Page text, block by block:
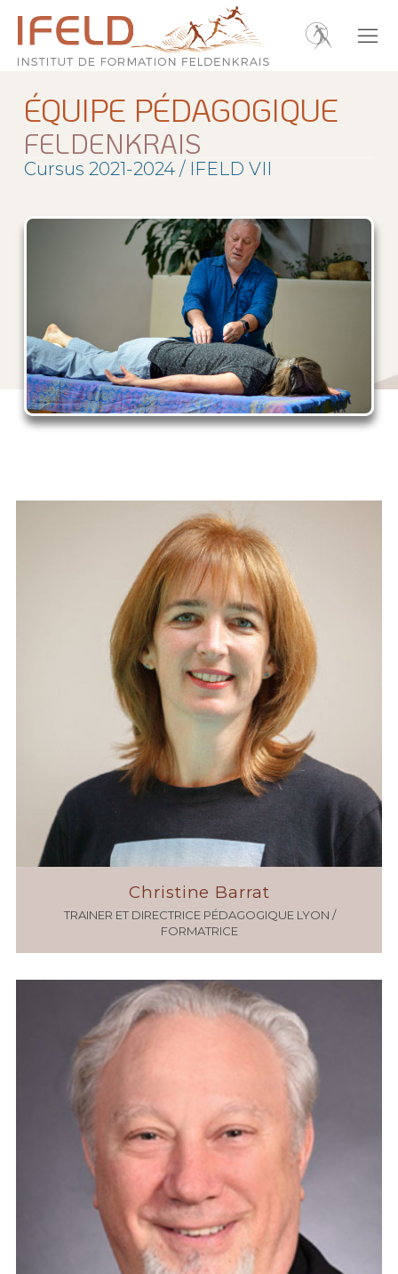
ÉQUIPE PÉDAGOGIQUE
FELDENKRAIS
Cursus 2021-2024 / IFELD VII
Christine Barrat
TRAINER ET DIRECTRICE PÉDAGOGIQUE LYON /
FORMATRICE